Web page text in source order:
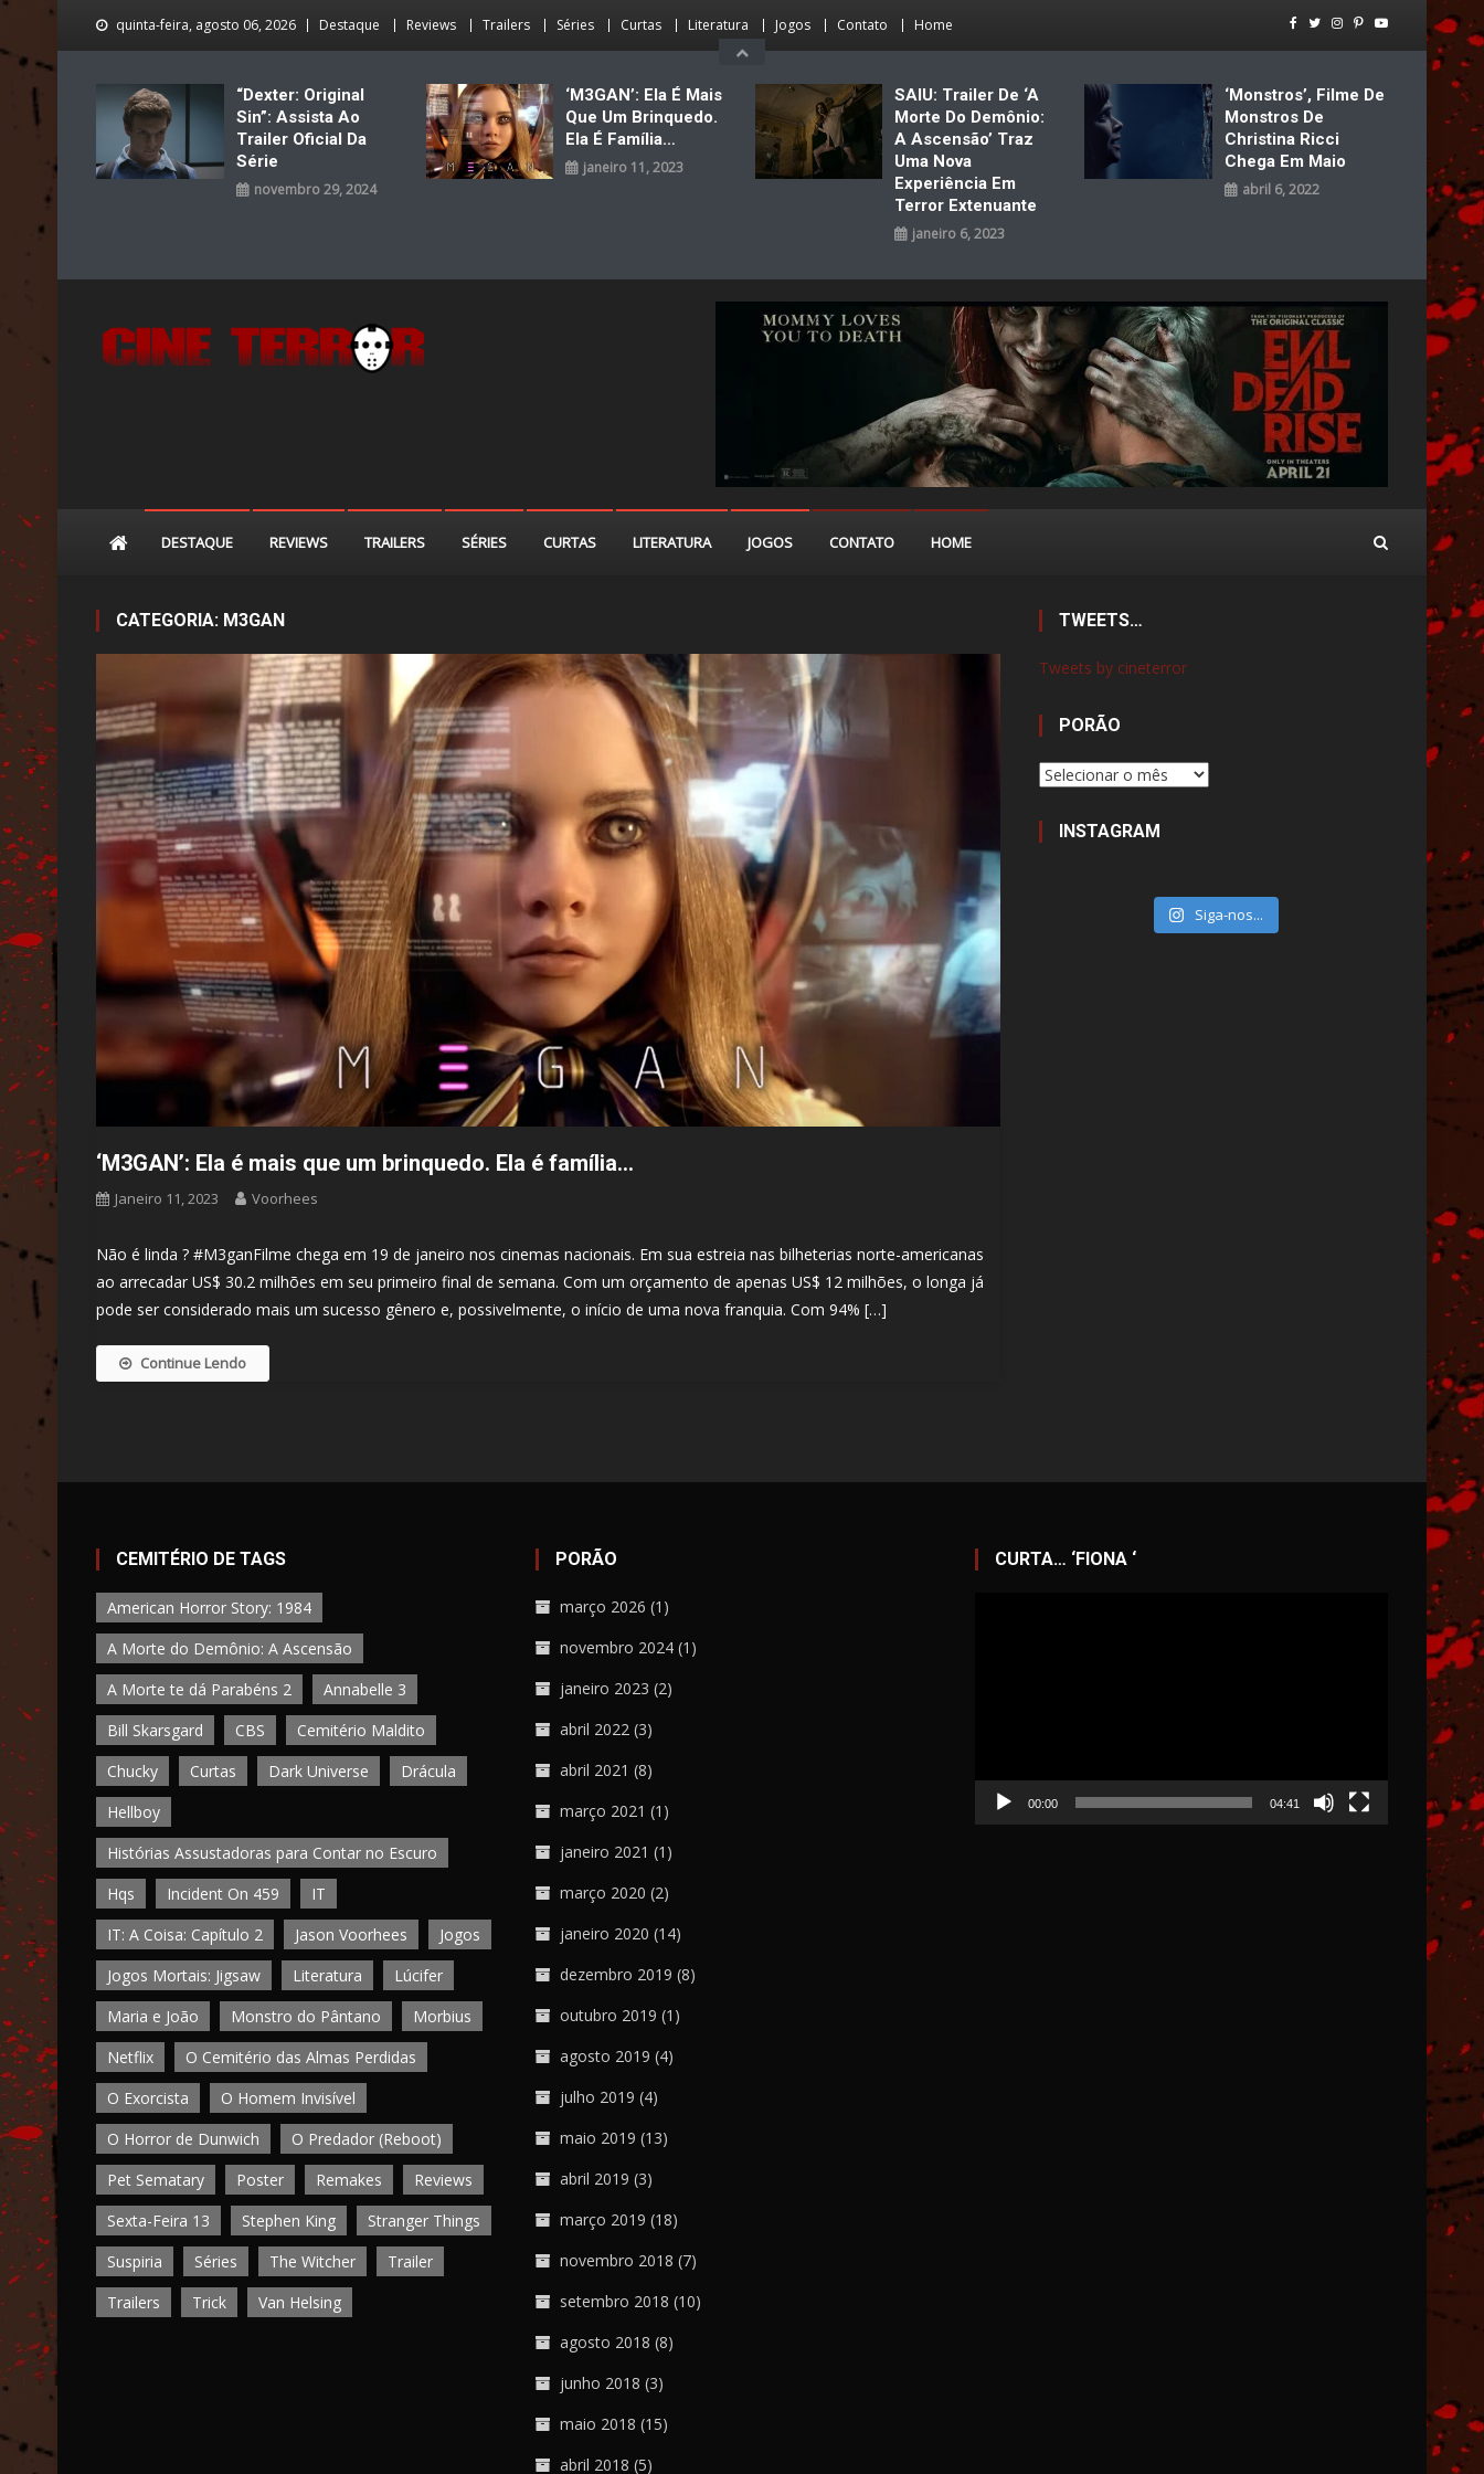
quinta-feira, agosto 06, 2026 Destaque Reviews Trailers Séries Curtas Literatura Jogos Contato Home
“Dexter: Original
Sin”: Assista Ao
Trailer Oficial Da
Série
novembro 29, 2024
‘M3GAN’: Ela É Mais
Que Um Brinquedo.
Ela É Família…
janeiro 11, 2023
SAIU: Trailer De ‘A
Morte Do Demônio:
A Ascensão’ Traz
Uma Nova
Experiência Em
Terror Extenuante
janeiro 6, 2023
‘Monstros’, Filme De
Monstros De
Christina Ricci
Chega Em Maio
abril 6, 2022
DESTAQUE REVIEWS TRAILERS SÉRIES CURTAS LITERATURA JOGOS CONTATO HOME
CATEGORIA: M3GAN
‘M3GAN’: Ela é mais que um brinquedo. Ela é família…
Janeiro 11, 2023 Voorhees
Não é linda ? #M3ganFilme chega em 19 de janeiro nos cinemas nacionais. Em sua estreia nas bilheterias norte-americanas
ao arrecadar US$ 30.2 milhões em seu primeiro final de semana. Com um orçamento de apenas US$ 12 milhões, o longa já
pode ser considerado mais um sucesso gênero e, possivelmente, o início de uma nova franquia. Com 94% […]
Continue Lendo
TWEETS…
Tweets by cineterror
PORÃO
Porão
INSTAGRAM
Siga-nos...
CEMITÉRIO DE TAGS
American Horror Story: 1984
A Morte do Demônio: A Ascensão
A Morte te dá Parabéns 2
Annabelle 3
Bill Skarsgard
CBS
Cemitério Maldito
Chucky
Curtas Dark Universe
Drácula
Hellboy
Histórias Assustadoras para Contar no Escuro
Hqs
Incident On 459
IT
IT: A Coisa: Capítulo 2
Jason Voorhees
Jogos
Jogos Mortais: Jigsaw
Literatura
Lúcifer
Maria e João
Monstro do Pântano
Morbius
Netflix
O Cemitério das Almas Perdidas
O Exorcista
O Homem Invisível
O Horror de Dunwich
O Predador (Reboot)
Pet Sematary
Poster Remakes
Reviews
Sexta-Feira 13
Stephen King
Stranger Things
Suspiria
Séries The Witcher
Trailer
Trailers
Trick Van Helsing
PORÃO
março 2026 (1)
novembro 2024 (1)
janeiro 2023 (2)
abril 2022 (3)
abril 2021 (8)
março 2021 (1)
janeiro 2021 (1)
março 2020 (2)
janeiro 2020 (14)
dezembro 2019 (8)
outubro 2019 (1)
agosto 2019 (4)
julho 2019 (4)
maio 2019 (13)
abril 2019 (3)
março 2019 (18)
novembro 2018 (7)
setembro 2018 (10)
agosto 2018 (8)
junho 2018 (3)
maio 2018 (15)
abril 2018 (5)
CURTA… ‘FIONA ‘
00:00 04:41